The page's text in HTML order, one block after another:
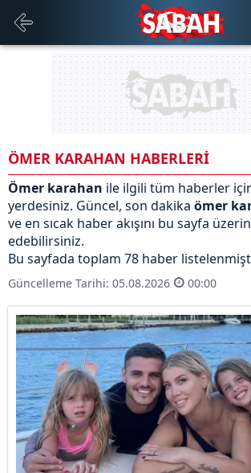
ÖMER KARAHAN HABERLERİ
Ömer karahan ile ilgili tüm haberler
yerdesiniz. Güncel, son dakika ömer
ve en sıcak haber akışını bu sayfa
edebilirsiniz.
Bu sayfada toplam 78 haber
Güncelleme Tarihi: 05.08.2026 00:00